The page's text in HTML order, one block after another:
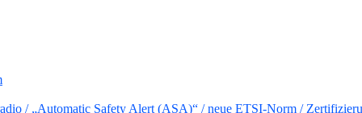
/ „Automatic Safety Alert (ASA)“ / neue ETSI-Norm /